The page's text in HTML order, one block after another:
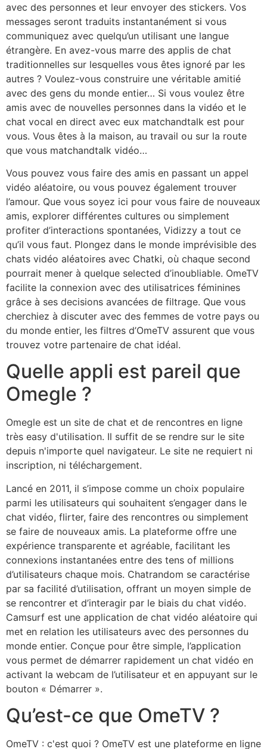
avec des personnes et leur envoyer des stickers. Vos
messages seront traduits instantanément si vous
communiquez avec quelqu’un utilisant une langue
étrangère. En avez-vous marre des applis de chat
traditionnelles sur lesquelles vous êtes ignoré par les
autres ? Voulez-vous construire une véritable amitié
avec des gens du monde entier… Si vous voulez être
amis avec de nouvelles personnes dans la vidéo et le
chat vocal en direct avec eux matchandtalk est pour
vous. Vous êtes à la maison, au travail ou sur la route
que vous matchandtalk vidéo…
Vous pouvez vous faire des amis en passant un appel
vidéo aléatoire, ou vous pouvez également trouver
l’amour. Que vous soyez ici pour vous faire de nouveaux
amis, explorer différentes cultures ou simplement
profiter d’interactions spontanées, Vidizzy a tout ce
qu’il vous faut. Plongez dans le monde imprévisible des
chats vidéo aléatoires avec Chatki, où chaque second
pourrait mener à quelque selected d’inoubliable. OmeTV
facilite la connexion avec des utilisatrices féminines
grâce à ses decisions avancées de filtrage. Que vous
cherchiez à discuter avec des femmes de votre pays ou
du monde entier, les filtres d’OmeTV assurent que vous
trouvez votre partenaire de chat idéal.
Quelle appli est pareil que
Omegle ?
Omegle est un site de chat et de rencontres en ligne
très easy d'utilisation. Il suffit de se rendre sur le site
depuis n'importe quel navigateur. Le site ne requiert ni
inscription, ni téléchargement.
Lancé en 2011, il s’impose comme un choix populaire
parmi les utilisateurs qui souhaitent s’engager dans le
chat vidéo, flirter, faire des rencontres ou simplement
se faire de nouveaux amis. La plateforme offre une
expérience transparente et agréable, facilitant les
connexions instantanées entre des tens of millions
d’utilisateurs chaque mois. Chatrandom se caractérise
par sa facilité d’utilisation, offrant un moyen simple de
se rencontrer et d’interagir par le biais du chat vidéo.
Camsurf est une application de chat vidéo aléatoire qui
met en relation les utilisateurs avec des personnes du
monde entier. Conçue pour être simple, l’application
vous permet de démarrer rapidement un chat vidéo en
activant la webcam de l’utilisateur et en appuyant sur le
bouton « Démarrer ».
Qu’est-ce que OmeTV ?
OmeTV : c'est quoi ? OmeTV est une plateforme en ligne